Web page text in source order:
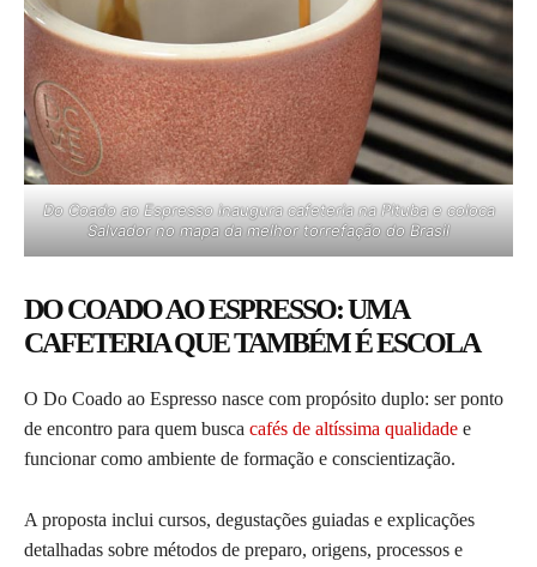
Do Coado ao Espresso inaugura cafeteria na Pituba e coloca
Salvador no mapa da melhor torrefação do Brasil
DO COADO AO ESPRESSO: UMA
CAFETERIA QUE TAMBÉM É ESCOLA
O Do Coado ao Espresso nasce com propósito duplo: ser ponto
de encontro para quem busca cafés de altíssima qualidade e
funcionar como ambiente de formação e conscientização.
A proposta inclui cursos, degustações guiadas e explicações
detalhadas sobre métodos de preparo, origens, processos e